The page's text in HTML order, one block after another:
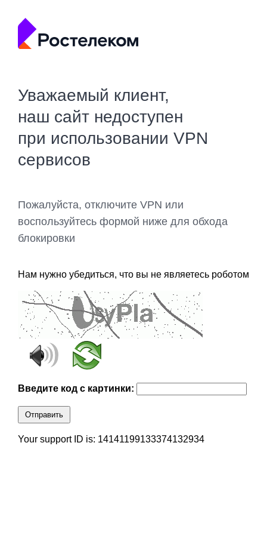
Уважаемый клиент,
наш сайт недоступен
при использовании VPN
сервисов
Пожалуйста, отключите VPN или
воспользуйтесь формой ниже для обхода
блокировки
Нам нужно убедиться, что вы не являетесь роботом
Введите код с картинки:
Отправить
Your support ID is: 14141199133374132934